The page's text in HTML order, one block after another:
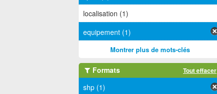
localisation (1)
equipement (1)
Montrer plus de mots-clés
Formats Tout effacer
shp (1)